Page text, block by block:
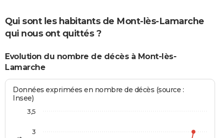
Qui sont les habitants de Mont-lès-Lamarche
qui nous ont quittés ?
Evolution du nombre de décès à Mont-lès-
Lamarche
Données exprimées en nombre de décès (source :
Insee)
3
3,5